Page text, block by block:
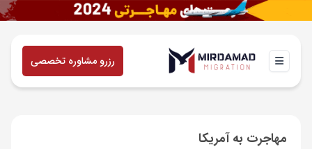
رزرو مشاوره تخصصی
مهاجرت به آمریکا